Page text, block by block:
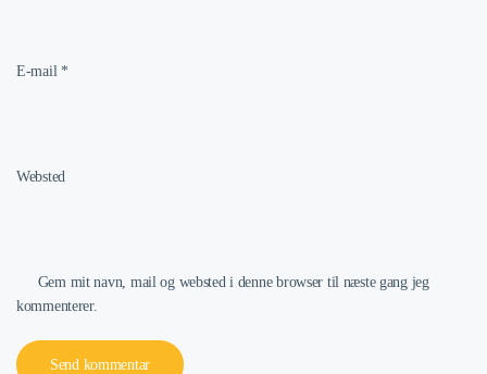
E-mail *
Websted
Gem mit navn, mail og websted i denne browser til næste gang jeg
kommenterer.
Send kommentar